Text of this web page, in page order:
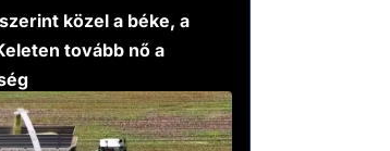
közel a béke, a
tovább nő a